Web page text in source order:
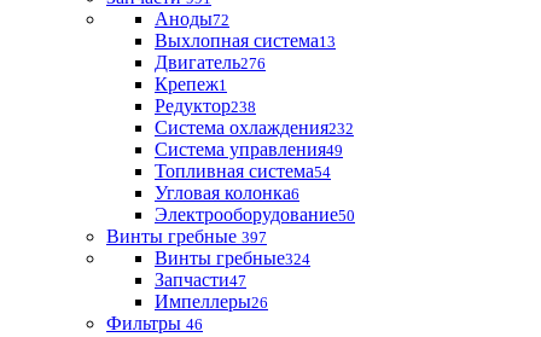
Аноды72
Выхлопная система13
Двигатель276
Крепеж1
Редуктор238
Система охлаждения232
Система управления49
Топливная система54
Угловая колонка6
Электрооборудование50
Винты гребные 397
Винты гребные324
Запчасти47
Импеллеры26
Фильтры 46